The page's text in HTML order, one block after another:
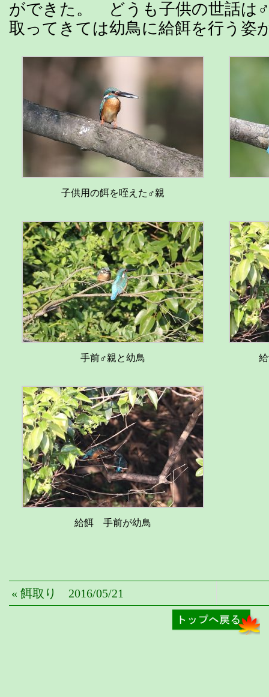
ができた。 どうも子供の世話は
取ってきては幼鳥に給餌を行う姿
子供用の餌を咥えた♂親
手前♂親と幼鳥
給餌 手前が幼鳥
« 餌取り 2016/05/21